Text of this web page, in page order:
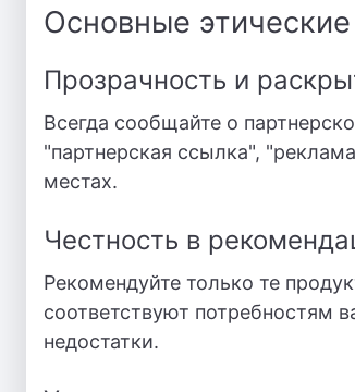
Основные
Прозрачность и
Всегда сообщайте о
"партнерская ссылка",
местах.
Честность в
Рекомендуйте только те
соответствуют потребностям
недостатки.